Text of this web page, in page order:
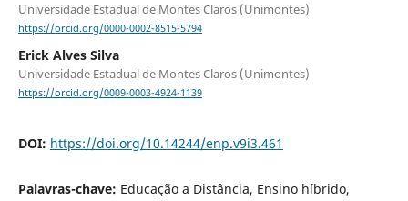
Universidade Estadual de Montes Claros (Unimontes)
https://orcid.org/0000-0002-8515-5794
Erick Alves Silva
Universidade Estadual de Montes Claros (Unimontes)
https://orcid.org/0009-0003-4924-1139
DOI: https://doi.org/10.14244/enp.v9i3.461
Palavras-chave: Educação a Distância, Ensino híbrido,